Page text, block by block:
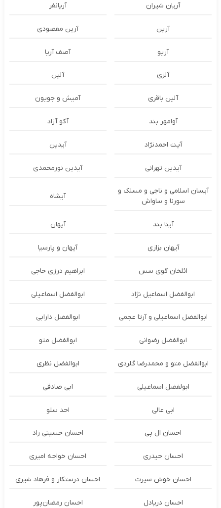
آریان شیران آریانفر
آرین آرین مقصودی
آریو آصف آریا
آلزی آلین
آلین باقری آمیش و جویون
آوامهر بند آکو آزاد
آیت احمدنژاد آیدین
آیدین تهرانی آیدین نورمحمدی
آیسان اسلامی و ناجی و مسلک و
سورنا و ساواش
آیشاه
آینا بند آیهان
آیهان بزازی آیهان و پارسیا
ائلخان گوی سس ابراهیم درزی حاجی
ابوالفضل اسماعیل نژاد ابوالفضل اسماعیلی
ابوالفضل اسماعیلی و آرتا عجمی ابوالفضل دارابی
ابوالفضل رضوانی ابوالفضل متو
ابوالفضل متو و محمدرضا گلردی ابوالفضل نظری
ابولفضل اسماعیلی ابی صادقی
ابی عالی احد سلو
احسان ال پی احسان حسینی راد
احسان حیدری احسان خواجه امیری
احسان خوش سیرت احسان درستكار و فرهاد شيرى
احسان دریادل احسان رمضان‌پور